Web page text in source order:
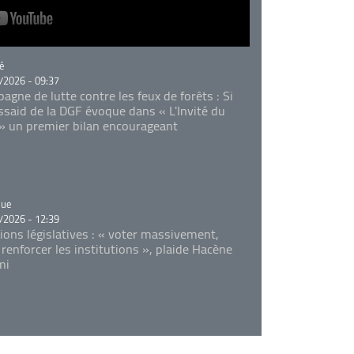
- 09:37
de lutte contre les feux de forêts : Si
de la DGF évoque dans « L'Invité du
un premier bilan encourageant
- 12:39
législatives : « voter massivement,
les institutions », plaide Hacène